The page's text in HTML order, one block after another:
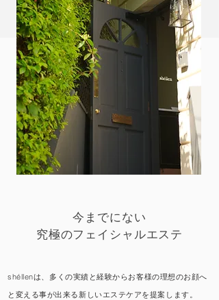
今までにない
究極のフェイシャルエステ
shéllenは、多くの実績と経験からお客様の理想のお顔へ
と変える事が出来る新しいエステケアを提案します。